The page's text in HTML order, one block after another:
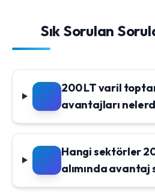
Sık Sorulan
200 LT varil toptan
avantajları
Hangi sektörler
alımında avantaj